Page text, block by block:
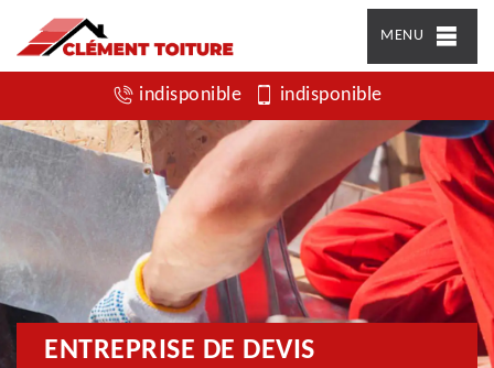
MENU
indisponible indisponible
ENTREPRISE DE DEVIS